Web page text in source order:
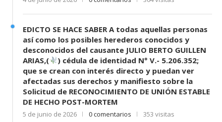
EDICTO SE HACE SABER A todas aquellas personas
así como los posibles herederos conocidos y
desconocidos del causante JULIO BERTO GUILLEN
ARIAS,(
) cédula de identidad N° V.- 5.206.352;
que se crean con interés directo y puedan ver
afectadas sus derechos y manifiesto sobre la
Solicitud de RECONOCIMIENTO DE UNIÓN ESTABLE
DE HECHO POST-MORTEM
5 de junio de 2026 0 comentarios 353 visitas